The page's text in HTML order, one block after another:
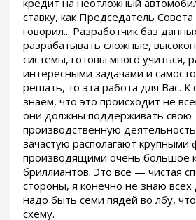
кредит на неотложный
ставку, как Председатель
говорил... Разработчик баз
разрабатывать сложные,
системы, готовы много учиться,
интересными задачами и
решать, то эта работа для Вас.
знаем, что это происходит не
они должны поддерживать свою
производственную
зачастую располагают крупными
производящими очень большое
бриллиантов. Это все — чистая
стороны, я конечно не знаю всех
надо быть семи пядей во лбу,
схему.